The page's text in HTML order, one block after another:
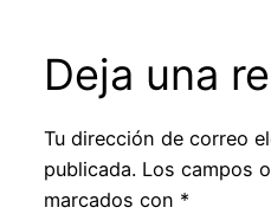
Deja una
Tu dirección de correo
publicada. Los campos
marcados con *